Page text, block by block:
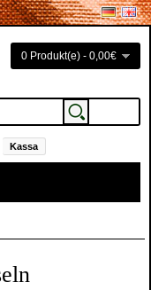
0 Produkt(e) - 0,00€
Kassa